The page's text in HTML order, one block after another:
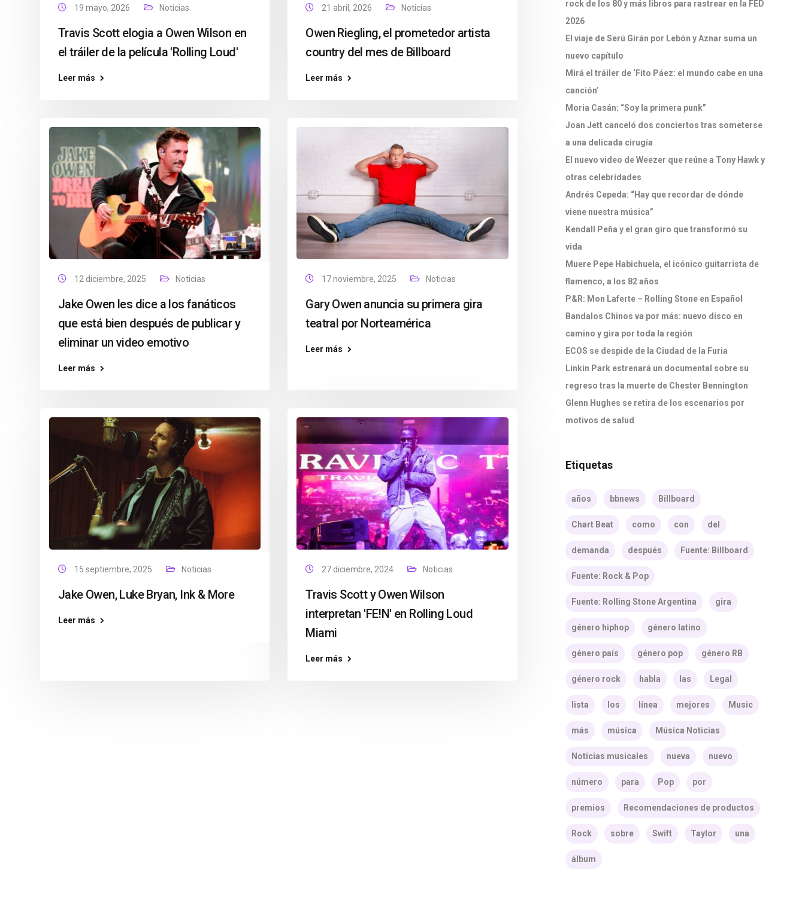
19 mayo, 2026 Noticias
Travis Scott elogia a Owen Wilson en
el tráiler de la película 'Rolling Loud'
Leer más
21 abril, 2026 Noticias
Owen Riegling, el prometedor artista
country del mes de Billboard
Leer más
12 diciembre, 2025 Noticias
Jake Owen les dice a los fanáticos
que está bien después de publicar y
eliminar un video emotivo
Leer más
17 noviembre, 2025 Noticias
Gary Owen anuncia su primera gira
teatral por Norteamérica
Leer más
15 septiembre, 2025 Noticias
Jake Owen, Luke Bryan, Ink & More
Leer más
27 diciembre, 2024 Noticias
Travis Scott y Owen Wilson
interpretan 'FE!N' en Rolling Loud
Miami
Leer más
rock de los 80 y más libros para rastrear en la FED
2026
El viaje de Serú Girán por Lebón y Aznar suma un
nuevo capítulo
Mirá el tráiler de ‘Fito Páez: el mundo cabe en una
canción’
Moria Casán: “Soy la primera punk”
Joan Jett canceló dos conciertos tras someterse
a una delicada cirugía
El nuevo video de Weezer que reúne a Tony Hawk y
otras celebridades
Andrés Cepeda: “Hay que recordar de dónde
viene nuestra música”
Kendall Peña y el gran giro que transformó su
vida
Muere Pepe Habichuela, el icónico guitarrista de
flamenco, a los 82 años
P&R: Mon Laferte – Rolling Stone en Español
Bandalos Chinos va por más: nuevo disco en
camino y gira por toda la región
ECOS se despide de la Ciudad de la Furia
Linkin Park estrenará un documental sobre su
regreso tras la muerte de Chester Bennington
Glenn Hughes se retira de los escenarios por
motivos de salud
Etiquetas
años bbnews Billboard
Chart Beat como con del
demanda después Fuente: Billboard
Fuente: Rock & Pop
Fuente: Rolling Stone Argentina gira
género hiphop género latino
género país género pop género RB
género rock habla las Legal
lista los línea mejores Music
más música Música Noticias
Noticias musicales nueva nuevo
número para Pop por
premios Recomendaciones de productos
Rock sobre Swift Taylor una
álbum